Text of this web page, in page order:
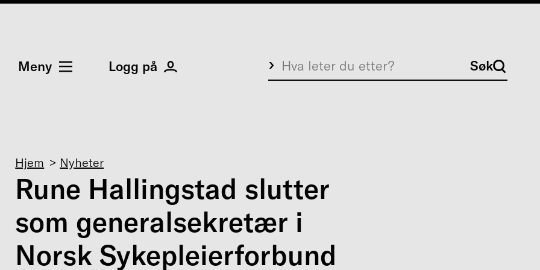
Meny Logg på Søk Søk
Navigasjonssti
Hjem Nyheter
Rune Hallingstad slutter
som generalsekretær i
Norsk Sykepleierforbund